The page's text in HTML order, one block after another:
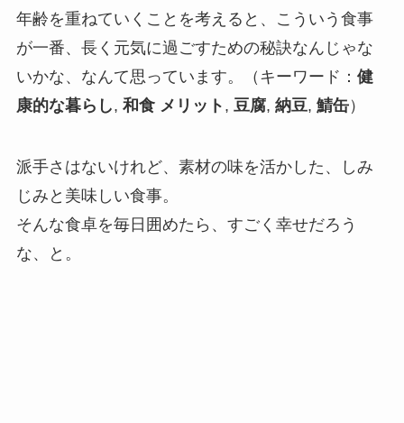
年齢を重ねていくことを考えると、こういう食事
が一番、長く元気に過ごすための秘訣なんじゃな
いかな、なんて思っています。（キーワード： 健
康的な暮らし, 和食 メリット , 豆腐, 納豆, 鯖缶）
派手さはないけれど、素材の味を活かした、しみ
じみと美味しい食事。
そんな食卓を毎日囲めたら、すごく幸せだろう
な、と。